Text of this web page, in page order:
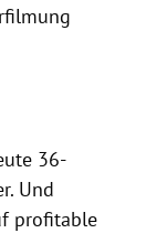
36-
Und
profitable